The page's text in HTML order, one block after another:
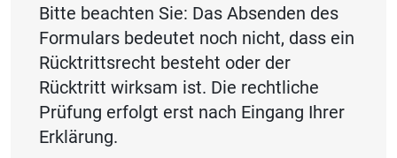
Bitte beachten Sie: Das Absenden des
Formulars bedeutet noch nicht, dass ein
Rücktrittsrecht besteht oder der
Rücktritt wirksam ist. Die rechtliche
Prüfung erfolgt erst nach Eingang Ihrer
Erklärung.